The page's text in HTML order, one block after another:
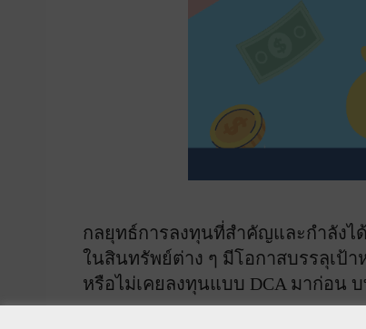
กลยุทธ์การลงทุนที่สำคัญและกำลังไ
ในสินทรัพย์ต่าง ๆ มีโอกาสบรรลุเป้
หรือไม่เคยลงทุนแบบ DCA มาก่อน